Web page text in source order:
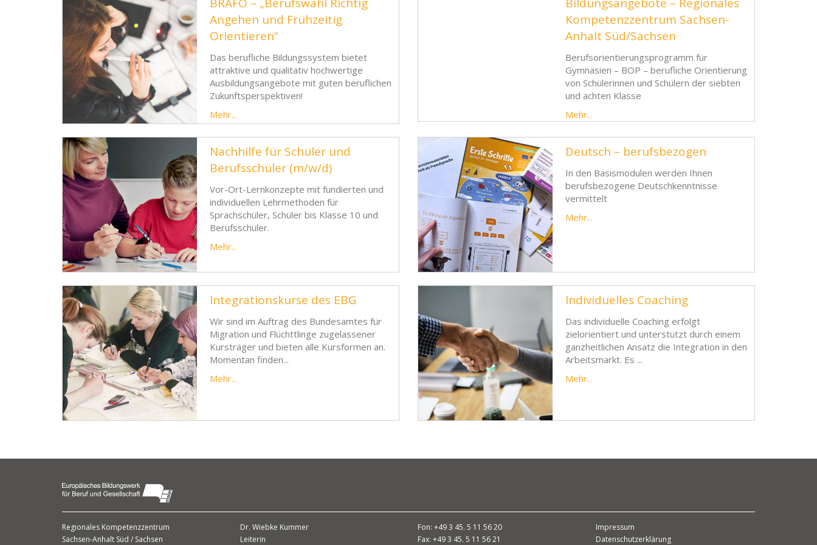
Angehen und Frühzeitig
Orientieren“
Das berufliche Bildungssystem bietet
attraktive und qualitativ hochwertige
Ausbildungsangebote mit guten beruflichen
Zukunftsperspektiven!
Mehr...
Kompetenzzentrum Sachsen-
Anhalt Süd/Sachsen
Berufsorientierungsprogramm für
Gymnasien – BOP – berufliche Orientierung
von Schülerinnen und Schülern der siebten
und achten Klasse
Mehr...
Nachhilfe für Schüler und
Berufsschüler (m/w/d)
Vor-Ort-Lernkonzepte mit fundierten und
individuellen Lehrmethoden für
Sprachschüler, Schüler bis Klasse 10 und
Berufsschüler.
Mehr...
Deutsch – berufsbezogen
In den Basismodulen werden Ihnen
berufsbezogene Deutschkenntnisse
vermittelt
Mehr...
Integrationskurse des EBG
Wir sind im Auftrag des Bundesamtes für
Migration und Flüchttlinge zugelassener
Kursträger und bieten alle Kursformen an.
Momentan finden...
Mehr...
Individuelles Coaching
Das individuelle Coaching erfolgt
zielorientiert und unterstützt durch einem
ganzheitlichen Ansatz die Integration in den
Arbeitsmarkt. Es ...
Mehr...
Regionales Kompetenzzentrum
Sachsen-Anhalt Süd / Sachsen
Dr. Wiebke Kummer
Leiterin
Fon: +49 3 45. 5 11 56 20
Fax: +49 3 45. 5 11 56 21
Impressum
Datenschutzerklärung